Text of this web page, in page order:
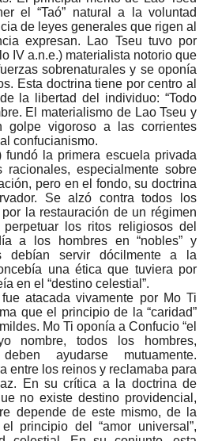
el “Taó” natural a la voluntad
de leyes generales que rigen al
expresan. Lao Tseu tuvo por
IV a.n.e.) materialista notorio que
sobrenaturales y se oponía
Esta doctrina tiene por centro al
la libertad del individuo: “Todo
El materialismo de Lao Tseu y
golpe vigoroso a las corrientes
confucianismo.
fundó la primera escuela privada
especialmente sobre
pero en el fondo, su doctrina
Se alzó contra todos los
la restauración de un régimen
los ritos religiosos del
a los hombres en “nobles” y
debían servir dócilmente a la
una ética que tuviera por
en el “destino celestial”.
atacada vivamente por Mo Ti
que el principio de la “caridad”
Mo Ti oponía a Confucio “el
nombre, todos los hombres,
ayudarse mutuamente.
entre los reinos y reclamaba para
En su crítica a la doctrina de
no existe destino providencial,
depende de este mismo, de la
principio del “amor universal”,